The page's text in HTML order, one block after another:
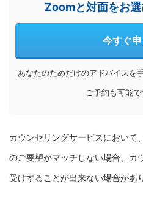
Zoomと対面をお選
今すぐ
あなたのためだけのアドバイスを
ご予約も可能で
カウンセリングサービスにおいて
のご要望がマッチしない場合、カ
受けすることが出来ない場合があ